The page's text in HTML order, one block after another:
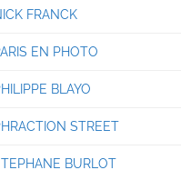
FRANCK
EN PHOTO
BLAYO
STREET
BURLOT